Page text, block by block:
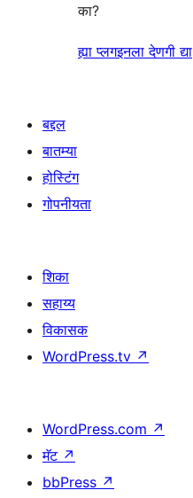
का?
ह्या प्लगइनला देणगी द्या
बद्दल
बातम्या
होस्टिंग
गोपनीयता
शिका
सहाय्य
विकासक
WordPress.tv ↗
WordPress.com ↗
मॅट ↗
bbPress ↗